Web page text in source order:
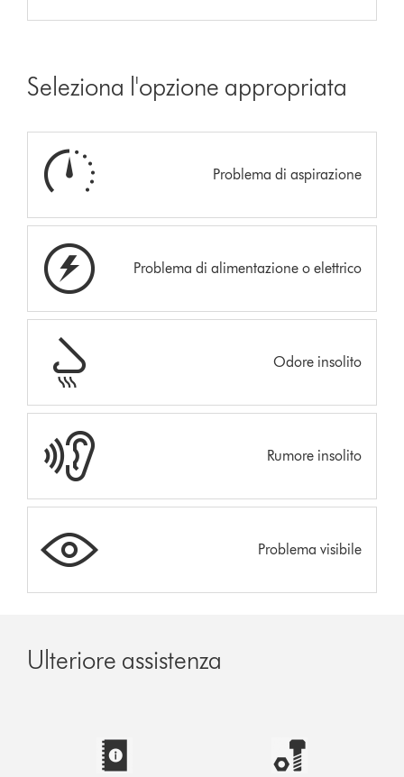
Seleziona l'opzione appropriata
Problema di aspirazione
Problema di alimentazione o elettrico
Odore insolito
Rumore insolito
Problema visibile
Ulteriore assistenza